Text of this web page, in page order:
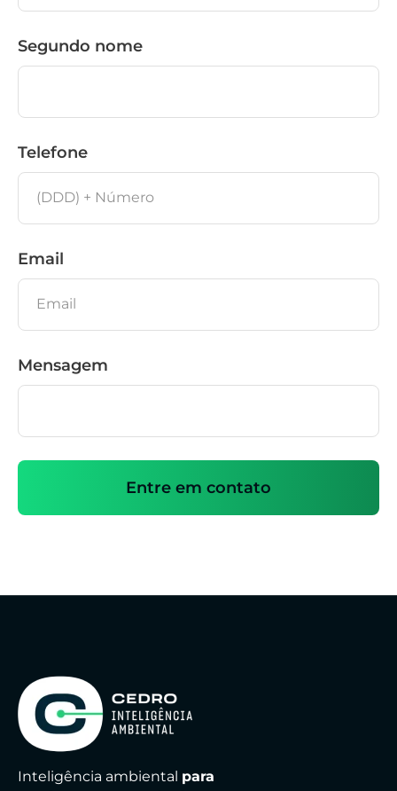
Segundo nome
Telefone
Email
Mensagem
Entre em contato
Inteligência ambiental para